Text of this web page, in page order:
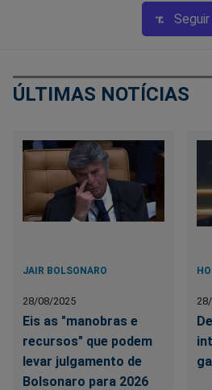
Seguir
ÚLTIMAS NOTÍCIAS
JAIR BOLSONARO
28/08/2025
Eis as "manobras e
recursos" que podem
levar julgamento de
Bolsonaro para 2026